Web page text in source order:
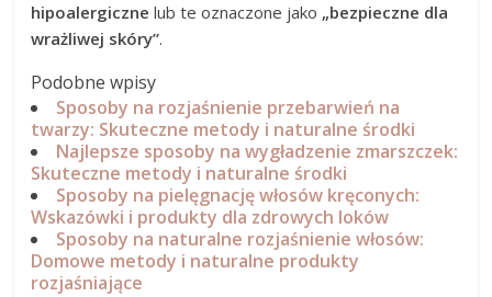
hipoalergiczne lub te oznaczone jako „bezpieczne dla
wrażliwej skóry”.
Podobne wpisy
Sposoby na rozjaśnienie przebarwień na
twarzy: Skuteczne metody i naturalne środki
Najlepsze sposoby na wygładzenie zmarszczek:
Skuteczne metody i naturalne środki
Sposoby na pielęgnację włosów kręconych:
Wskazówki i produkty dla zdrowych loków
Sposoby na naturalne rozjaśnienie włosów:
Domowe metody i naturalne produkty
rozjaśniające